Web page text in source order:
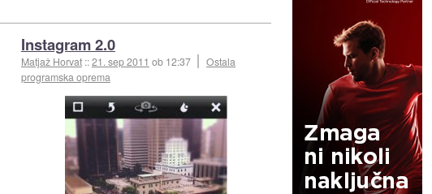
Instagram 2.0
Matjaž Horvat ::21. sep 2011 ob 12:37
Ostala
programska oprema